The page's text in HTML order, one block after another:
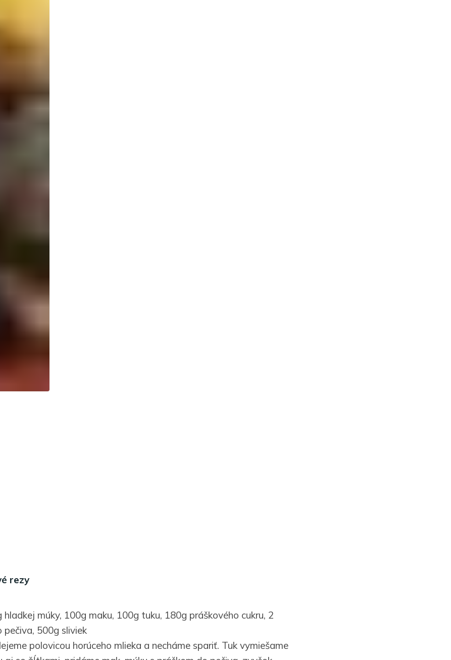
rezy
hladkej múky, 100g maku, 100g tuku, 180g práškového cukru, 2
pečiva, 500g sliviek
polovicou horúceho mlieka a necháme spariť. Tuk vymiešame